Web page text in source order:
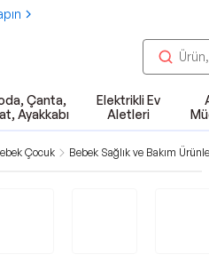
Çanta,
Ayakkabı
Elektrikli Ev
Aletleri
Çocuk Bebek Sağlık ve Bakım